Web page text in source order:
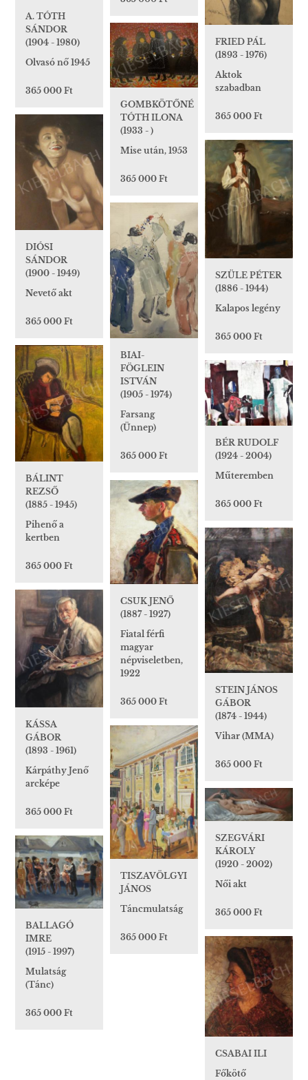
A. TÓTH
SÁNDOR
(1904 - 1980)
Olvasó nő 1945
365 000 Ft
FRIED PÁL
(1893 - 1976)
Aktok
szabadban
365 000 Ft
GOMBKÖTŐNÉ
TÓTH ILONA
(1933 - )
Mise után, 1953
365 000 Ft
DIÓSI
SÁNDOR
(1900 - 1949)
Nevető akt
365 000 Ft
SZÜLE PÉTER
(1886 - 1944)
Kalapos legény
365 000 Ft
BIAI-
FÖGLEIN
ISTVÁN
(1905 - 1974)
Farsang
(Ünnep)
365 000 Ft
BÁLINT
REZSŐ
(1885 - 1945)
Pihenő a
kertben
365 000 Ft
BÉR RUDOLF
(1924 - 2004)
Műteremben
365 000 Ft
CSUK JENŐ
(1887 - 1927)
Fiatal férfi
magyar
népviseletben,
1922
365 000 Ft
STEIN JÁNOS
GÁBOR
(1874 - 1944)
Vihar (MMA)
365 000 Ft
KÁSSA
GÁBOR
(1893 - 1961)
Kárpáthy Jenő
arcképe
365 000 Ft
TISZAVÖLGYI
JÁNOS
Táncmulatság
365 000 Ft
SZEGVÁRI
KÁROLY
(1920 - 2002)
Női akt
365 000 Ft
BALLAGÓ
IMRE
(1915 - 1997)
Mulatság
(Tánc)
365 000 Ft
CSABAI ILI
Főkötő